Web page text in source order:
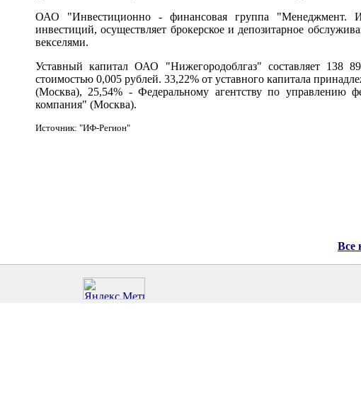
ОАО "Инвестиционно - финансовая группа "Менеджмент.
инвестиций, осуществляет брокерское и депозитарное
векселями.
Уставный капитал ОАО "Нижегородоблгаз" составляет 138
стоимостью 0,005 рублей. 33,22% от уставного капитала
(Москва), 25,54% - Федеральному агентству по
компания" (Москва).
Источник: "ИФ-Регион"
Все